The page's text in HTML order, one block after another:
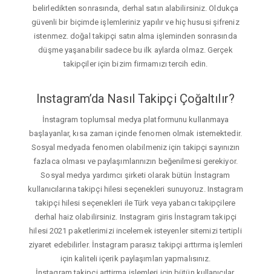
belirledikten sonrasında, derhal satın alabilirsiniz. Oldukça
güvenli bir biçimde işlemleriniz yapılır ve hiç hususi şifreniz
istenmez. doğal takipçi satın alma işleminden sonrasında
düşme yaşanabilir sadece bu ilk aylarda olmaz. Gerçek
takipçiler için bizim firmamızı tercih edin.
Instagram’da Nasıl Takipçi Çoğaltılır?
İnstagram toplumsal medya platformunu kullanmaya
başlayanlar, kısa zaman içinde fenomen olmak istemektedir.
Sosyal medyada fenomen olabilmeniz için takipçi sayınızın
fazlaca olması ve paylaşımlarınızın beğenilmesi gerekiyor.
Sosyal medya yardımcı şirketi olarak bütün İnstagram
kullanıcılarına takipçi hilesi seçenekleri sunuyoruz. Instagram
takipçi hilesi seçenekleri ile Türk veya yabancı takipçilere
derhal haiz olabilirsiniz. Instagram giris İnstagram takipçi
hilesi 2021 paketlerimizi incelemek isteyenler sitemizi tertipli
ziyaret edebilirler. İnstagram parasız takipçi arttırma işlemleri
için kaliteli içerik paylaşımları yapmalısınız.